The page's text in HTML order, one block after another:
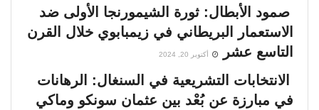
السنغال .. صراع القصر والشارع
اغتيار باتريس لومومبا.. الجريمة التي عادت تطارد
أوروبا بعد 65 عامًا
00:02:43
صمود الأبطال: ثورة الشيمورنجا الأولى ضد
الاستعمار البريطاني في زيمبابوي خلال القرن
التاسع عشر
أكتوبر 20, 2024
الانتخابات التشريعية في السنغال: الرهانات
في مبارزة عن بُعْد بين عثمان سونكو وماكي